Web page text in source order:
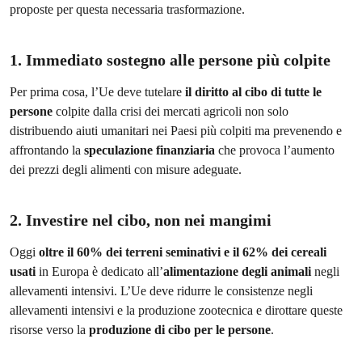
proposte per questa necessaria trasformazione.
1. Immediato sostegno alle persone più colpite
Per prima cosa, l’Ue deve tutelare il diritto al cibo di tutte le
persone colpite dalla crisi dei mercati agricoli non solo
distribuendo aiuti umanitari nei Paesi più colpiti ma prevenendo e
affrontando la speculazione finanziaria che provoca l’aumento
dei prezzi degli alimenti con misure adeguate.
2. Investire nel cibo, non nei mangimi
Oggi oltre il 60% dei terreni seminativi e il 62% dei cereali
usatiin Europa è dedicato all’alimentazione degli animalinegli
allevamenti intensivi. L’Ue deve ridurre le consistenze negli
allevamenti intensivi e la produzione zootecnica e dirottare queste
risorse verso la produzione di cibo per le persone.